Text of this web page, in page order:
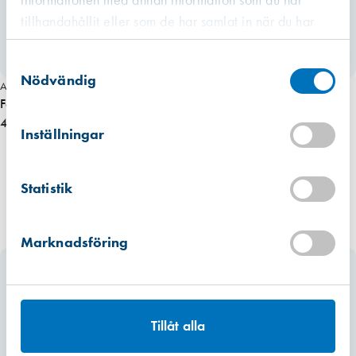
tillhandahållit eller som de har samlat in när du har
använt deras tjänster.
Nödvändig
Inställningar
Statistik
Marknadsföring
Tillåt alla
Art. nr 6587
Fönsterlås BG750 Vitlack utåtgående Sverigelåset
446,00 kr
Finns i lager (24 st)
Finns i lager (2 st)
Hitta hit
Hitta hit